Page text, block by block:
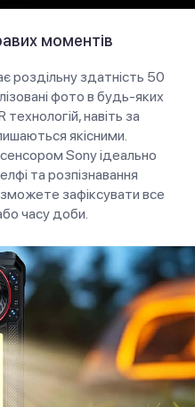
моментів
роздільну здатність 50
фото в будь-яких
навіть за
якісними.
Sony ідеально
та розпізнавання
зафіксувати все
часу доби.